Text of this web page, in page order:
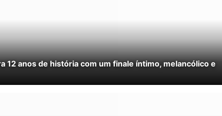
12 anos de história com um finale íntimo, melancólico e